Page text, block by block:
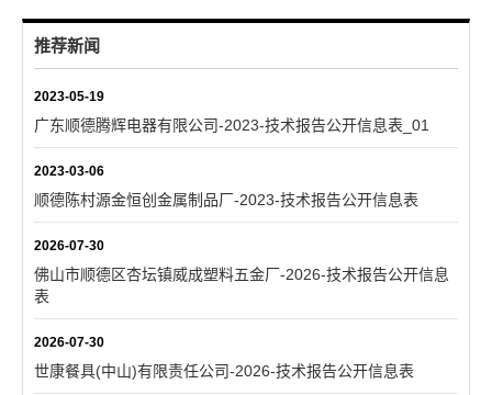
推荐新闻
2023-05-19
广东顺德腾辉电器有限公司-2023-技术报告公开信息表_01
2023-03-06
顺德陈村源金恒创金属制品厂-2023-技术报告公开信息表
2026-07-30
佛山市顺德区杏坛镇威成塑料五金厂-2026-技术报告公开信息
表
2026-07-30
世康餐具(中山)有限责任公司-2026-技术报告公开信息表